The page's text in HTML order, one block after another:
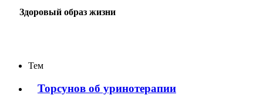
Здоровый образ жизни
Тем
Торсунов об уринотерапии